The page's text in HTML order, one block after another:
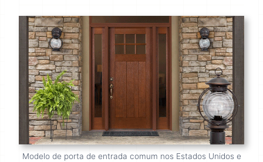
Modelo de porta de entrada comum nos Estados Unidos e